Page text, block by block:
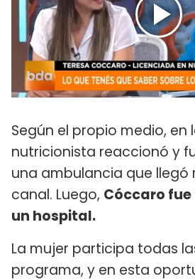
Según el propio medio, en
nutricionista reaccionó y
una ambulancia que
canal. Luego, Cóccaro
un hospital.
La mujer participa todas
programa, y en esta